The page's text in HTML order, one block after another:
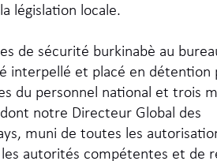
législation locale.
de sécurité burkinabè au
interpellé et placé en détention
du personnel national et trois
notre Directeur Global des
muni de toutes les
autorités compétentes et de